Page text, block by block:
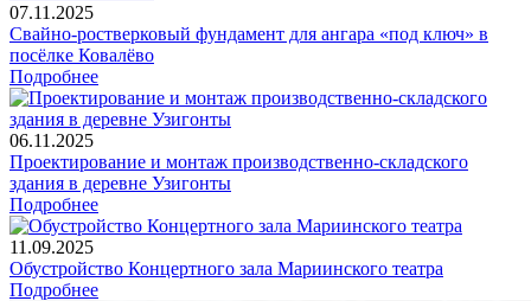
07.11.2025
Свайно-ростверковый фундамент для ангара «под ключ» в
посёлке Ковалёво
Подробнее
06.11.2025
Проектирование и монтаж производственно-складского
здания в деревне Узигонты
Подробнее
11.09.2025
Обустройство Концертного зала Мариинского театра
Подробнее